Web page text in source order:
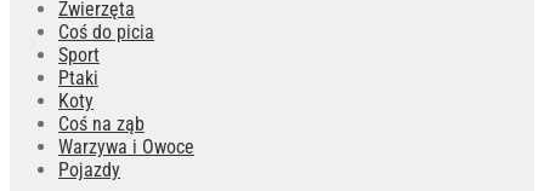
Zwierzęta
Coś do picia
Sport
Ptaki
Koty
Coś na ząb
Warzywa i Owoce
Pojazdy